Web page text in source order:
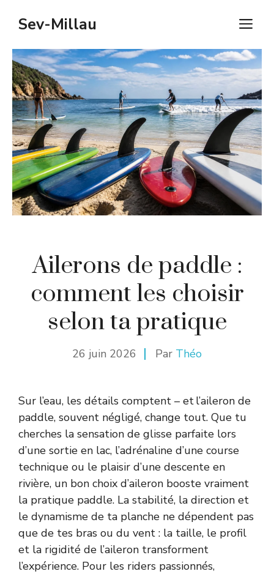
Sev-Millau
Ailerons de paddle :
comment les choisir
selon ta pratique
26 juin 2026 Par Théo
Sur l’eau, les détails comptent – et l’aileron de
paddle, souvent négligé, change tout. Que tu
cherches la sensation de glisse parfaite lors
d’une sortie en lac, l’adrénaline d’une course
technique ou le plaisir d’une descente en
rivière, un bon choix d’aileron booste vraiment
la pratique paddle. La stabilité, la direction et
le dynamisme de ta planche ne dépendent pas
que de tes bras ou du vent : la taille, le profil
et la rigidité de l’aileron transforment
l’expérience. Pour les riders passionnés,